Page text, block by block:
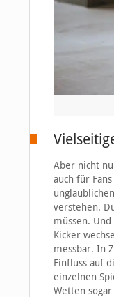
Aber nicht
auch für
verstehen.
müssen.
Kicker
messbar. In
Einfluss auf
einzelnen
Wetten